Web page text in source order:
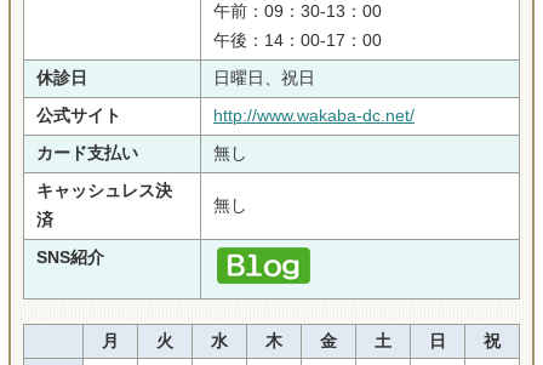
午前：09：30-13：00
午後：14：00-17：00
休診日 日曜日、祝日
公式サイト http://www.wakaba-dc.net/
カード支払い 無し
キャッシュレス決
済
無し
SNS紹介
月 火 水 木 金 土 日
祝